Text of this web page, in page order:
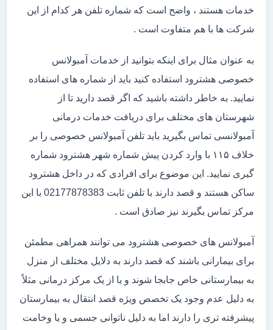
خدمات هستند ، واضح است که شماره تلفن هر کدام از این
شرکت ها با هم متفاوت است .
به عنوان مثال برای اینکه بتوانید از خدمات آمبولانس
خصوصی هشترود استفاده کنید باید از شماره های استفاده
نمایید. به خاطر داشته باشید که اگر قصد دارید تا از
شهرستان های مختلف برای دریافت خدمات درمانی
آمبولانسی تماس بگیرید باید تلفن آمبولانس خصوصی را بر
خلاف ۱۱۵ با وارد کردن پیش شماره شهر هشترود شماره
گیری نمایید. این موضوع برای افرادی که در داخل هشترود
ساکن هستند و قصد دارند با تلفن ثابت 02177878383 با این
مرکز تماس بگیرند نیز صادق است .
آمبولانس های خصوصی هشترود می توانند همراهی مطمئن
برای بیمارانی باشند که قصد دارند به دلایل مختلف از منزل
به بیمارستانی خاص جابجا شوند و یا از یک مرکز درمانی مثلاً
به دلیل عدم وجود یک تخصص ویژه قصد انتقال به بیمارستان
پیشرفته تری را دارند اما به دلیل ناتوانی جسمی و یا وخامت